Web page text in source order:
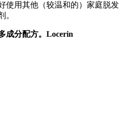
使用其他（较温和的）家庭脱发
。
成分配方。Locerin